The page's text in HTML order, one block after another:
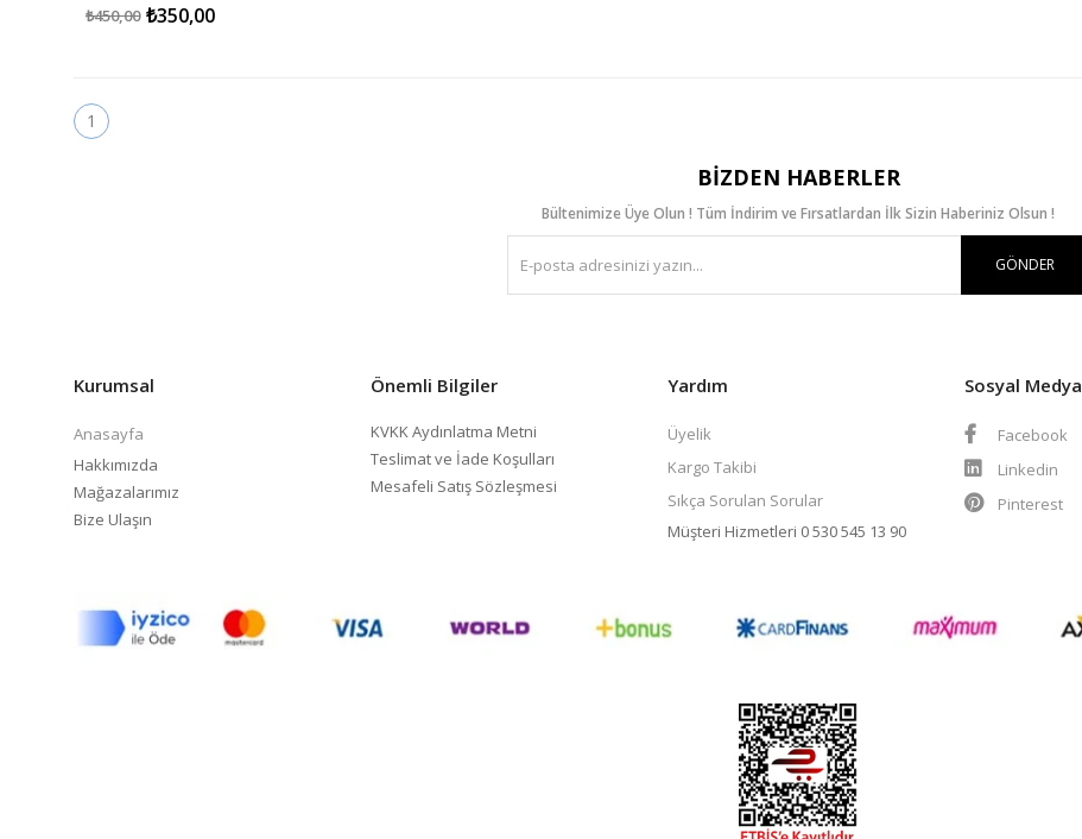
₺350,00
₺450,00
1
BIZDEN HABERLER
Bültenimize Üye Olun ! Tüm İndirim ve Fırsatlardan İlk Sizin Haberiniz Olsun !
GÖNDER
Kurumsal
Anasayfa
Hakkımızda
Mağazalarımız
Bize Ulaşın
Önemli Bilgiler
KVKK Aydınlatma Metni
Teslimat ve İade Koşulları
Mesafeli Satış Sözleşmesi
Yardım
Üyelik
Kargo Takibi
Sıkça Sorulan Sorular
Müşteri Hizmetleri 0 530 545 13 90
Sosyal Medya
Facebook
Linkedin
Pinterest